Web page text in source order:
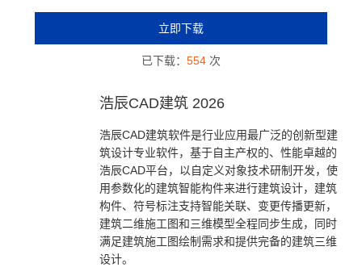
立即下载
已下载： 554次
浩辰CAD建筑 2026
浩辰CAD建筑软件是行业应用最广泛的创新型建
筑设计专业软件，基于自主产权的、性能卓越的
浩辰CAD平台，以自定义对象技术研制开发，使
用参数化的建筑智能构件来进行建筑设计，建筑
构件、符号标注支持智能关联、变更传播更新，
建筑二维施工图和三维模型全程同步生成，同时
满足建筑施工图绘制需求和提供完备的建筑三维
设计。